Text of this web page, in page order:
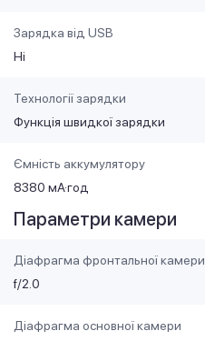
Зарядка від USB
Ні
Технології зарядки
Функція швидкої зарядки
Ємність аккумулятору
8380 мА·год
Параметри камери
Діафрагма фронтальної камери
f/2.0
Діафрагма основної камери